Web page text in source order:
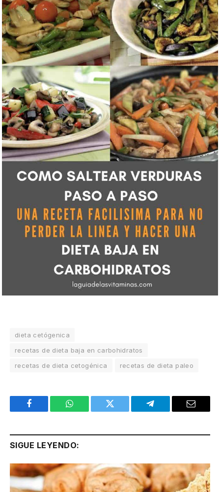
dieta cetógenica
recetas de dieta baja en carbohidratos
recetas de dieta cetogénica
recetas de dieta paleo
Facebook WhatsApp Twitter Telegram Email
SIGUE LEYENDO: